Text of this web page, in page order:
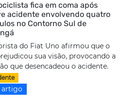
fica em coma após
acidente envolvendo quatro
no Contorno Sul de
do Fiat Uno afirmou que o
sua visão, provocando a
que desencadeou o acidente.
artigo